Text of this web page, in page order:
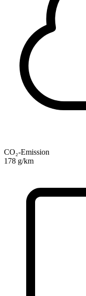
CO₂-Emission
178 g/km